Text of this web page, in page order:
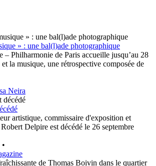
» : une bal(l)ade photographique
– Philharmonie de Paris accueille jusqu’au 28
la musique, une rétrospective composée de
Neira
artistique, commissaire d'exposition et
Delpire est décédé le 26 septembre
•